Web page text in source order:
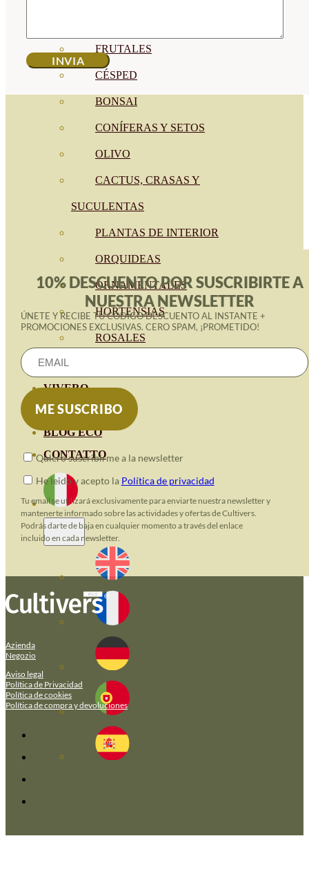
FRUTALES
CÉSPED
BONSAI
CONÍFERAS Y SETOS
OLIVO
CACTUS, CRASAS Y
SUCULENTAS
PLANTAS DE INTERIOR
ORQUIDEAS
ORNAMENTALES
HORTENSIAS
ROSALES
VIVERO
RECURSOS
BLOG ECO
CONTATTO
10% DESCUENTO POR SUSCRIBIRTE A
NUESTRA NEWSLETTER
ÚNETE Y RECIBE TU CÓDIGO DESCUENTO AL INSTANTE +
PROMOCIONES EXCLUSIVAS. CERO SPAM, ¡PROMETIDO!
Quiero suscribirme a la newsletter
He leido y acepto la Política de privacidad
Tu email se utilizará exclusivamente para enviarte nuestra newsletter y
mantenerte informado sobre las actividades y ofertas de Cultivers.
Podrás darte de baja en cualquier momento a través del enlace
incluido en cada newsletter.
Azienda
Negozio
Aviso legal
Política de Privacidad
Política de cookies
Política de compra y devoluciones